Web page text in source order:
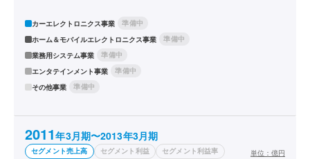
カーエレクトロニクス事業
準備中
ホーム＆モバイルエレクトロニクス事業
準備中
業務用システム事業
準備中
エンタテインメント事業
準備中
その他事業
準備中
2011年3月期〜2013年3月期
セグメント売上高 セグメント利益 セグメント利益率 単位： 億円